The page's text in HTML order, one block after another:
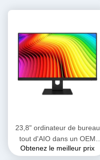
23,8" ordinateur de bureau
tout d'AIO dans un OEM
Monoblock du PC I5 10400
Obtenez le meilleur prix